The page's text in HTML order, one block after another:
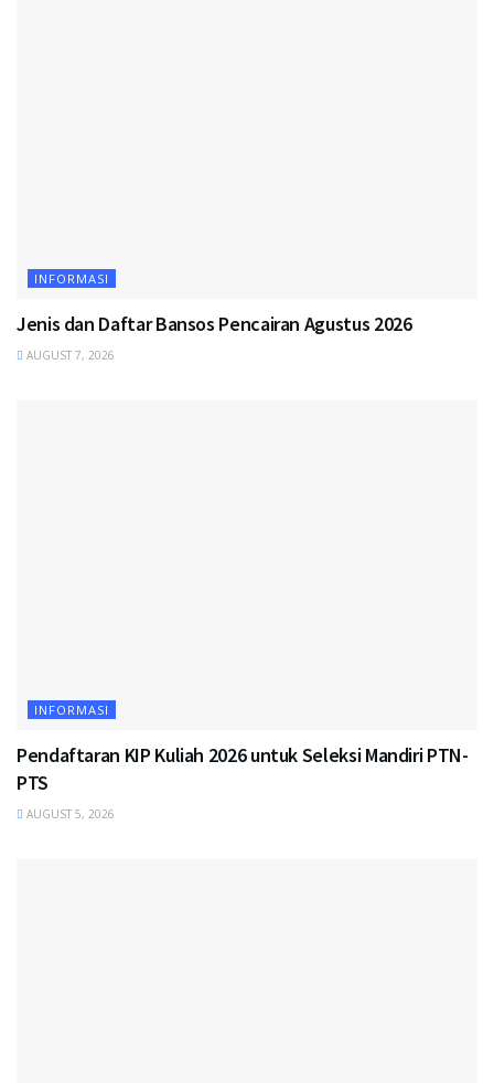
INFORMASI
Jenis dan Daftar Bansos Pencairan Agustus 2026
AUGUST 7, 2026
INFORMASI
Pendaftaran KIP Kuliah 2026 untuk Seleksi Mandiri PTN-
PTS
AUGUST 5, 2026